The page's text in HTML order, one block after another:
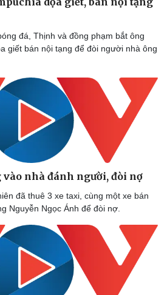
Công nghệ
Sành điệu
Tin Công nghệ
Chuyển đổi số
đá, Thịnh và đồng phạm bắt ông
giết bán nội tạng để đòi người nhà ông
vào nhà đánh người, đòi nợ
đã thuê 3 xe taxi, cùng một xe bán
Nguyễn Ngọc Ánh để đòi nợ.